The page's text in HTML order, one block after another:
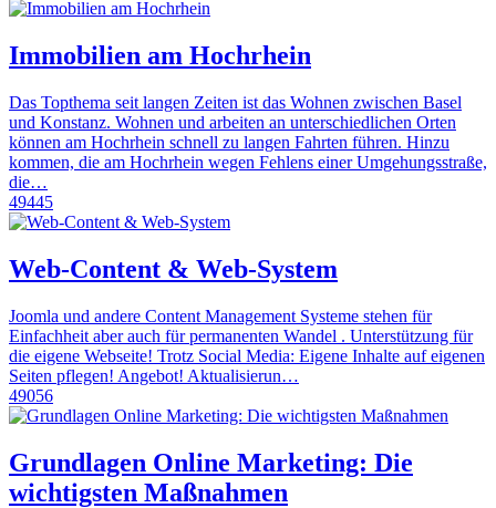
Immobilien am Hochrhein
Das Topthema seit langen Zeiten ist das Wohnen zwischen Basel
und Konstanz. Wohnen und arbeiten an unterschiedlichen Orten
können am Hochrhein schnell zu langen Fahrten führen. Hinzu
kommen, die am Hochrhein wegen Fehlens einer Umgehungsstraße,
die…
49445
Web-Content & Web-System
Joomla und andere Content Management Systeme stehen für
Einfachheit aber auch für permanenten Wandel . Unterstützung für
die eigene Webseite! Trotz Social Media: Eigene Inhalte auf eigenen
Seiten pflegen! Angebot! Aktualisierun…
49056
Grundlagen Online Marketing: Die
wichtigsten Maßnahmen